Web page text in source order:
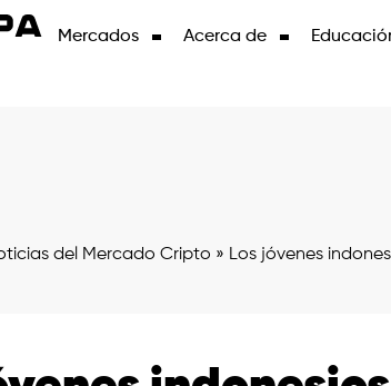
Mercados Acerca de
del Mercado Cripto » Los jóvenes